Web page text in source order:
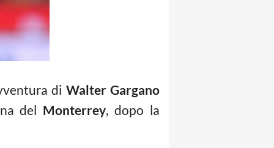
di Walter Gargano
del Monterrey, dopo la